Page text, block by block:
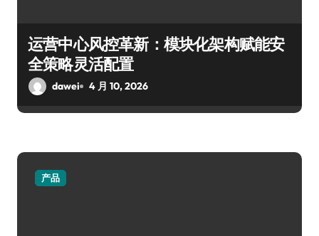
运营中心风控革新：模块化架构赋能安
全策略灵活配置
dawei 4 月 10, 2026
产品